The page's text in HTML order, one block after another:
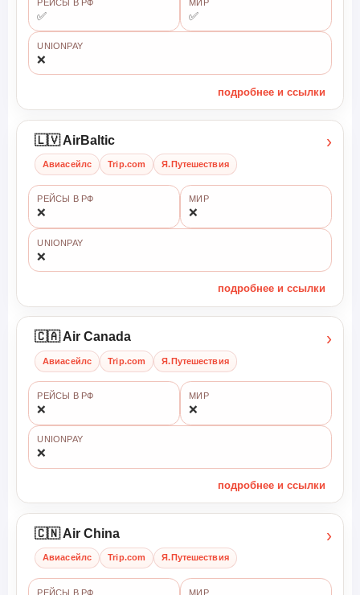
РЕЙСЫ В РФ
✅
МИР
✅
UNIONPAY
❌
подробнее и ссылки
🇱🇻 AirBaltic
Авиасейлс Trip.com Я.Путешествия
›
РЕЙСЫ В РФ
❌
МИР
❌
UNIONPAY
❌
подробнее и ссылки
🇨🇦 Air Canada
Авиасейлс Trip.com Я.Путешествия
›
РЕЙСЫ В РФ
❌
МИР
❌
UNIONPAY
❌
подробнее и ссылки
🇨🇳 Air China
Авиасейлс Trip.com Я.Путешествия
›
РЕЙСЫ В РФ МИР